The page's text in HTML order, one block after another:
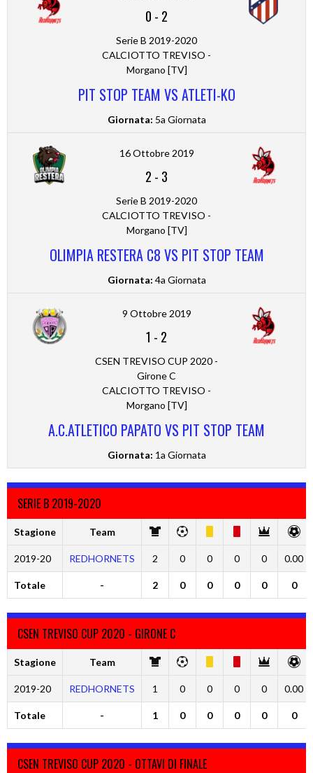
0 - 2
Serie B 2019-2020
CALCIOTTO TREVISO -
Morgano [TV]
PIT STOP TEAM VS ATLETI-KO
Giornata: 5a Giornata
16 Ottobre 2019
2 - 3
Serie B 2019-2020
CALCIOTTO TREVISO -
Morgano [TV]
OLIMPIA RESTERA C8 VS PIT STOP TEAM
Giornata: 4a Giornata
9 Ottobre 2019
1 - 2
CSEN TREVISO CUP 2020 -
Girone C
CALCIOTTO TREVISO -
Morgano [TV]
A.C.ATLETICO PAPATO VS PIT STOP TEAM
Giornata: 1a Giornata
SERIE B 2019-2020
Stagione Team
2019-20 REDHORNETS 2 0 0 0 0 0.00
Totale - 2 0 0 0 0 0
CSEN TREVISO CUP 2020 - GIRONE C
Stagione Team
2019-20 REDHORNETS 1 0 0 0 0 0.00
Totale - 1 0 0 0 0 0
CSEN TREVISO CUP 2020 - OTTAVI DI FINALE